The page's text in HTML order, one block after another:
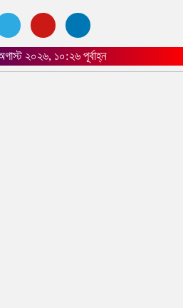
২০২৬, ১০:২৬ পূর্বাহ্ন